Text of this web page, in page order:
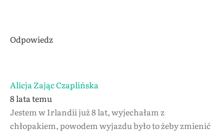
Odpowiedz
Alicja Zając Czaplińska
8 lata temu
Jestem w Irlandii już 8 lat, wyjechałam z
chłopakiem, powodem wyjazdu było to żeby zmienić